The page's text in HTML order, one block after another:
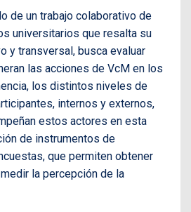
de un trabajo colaborativo de
universitarios que resalta su
y transversal, busca evaluar
las acciones de VcM en los
los distintos niveles de
internos y externos,
estos actores en esta
de instrumentos de
que permiten obtener
la percepción de la